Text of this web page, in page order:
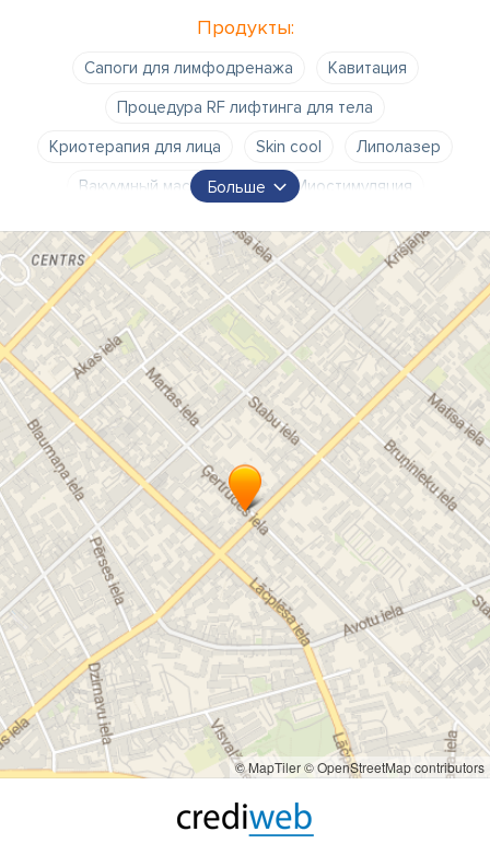
Продукты:
Сапоги для лимфодренажа
Кавитация
Процедура RF лифтинга для тела
Криотерапия для лица
Skin cool
Липолазер
Вакуумный массаж тела
Миостимуляция
Процедура RF лифтинга лица
Кислородная мезотерапия
Пилинг с миндальной кислотой
Фототерапия
Очищение кожи лица с помощью ультразвука
Механическое очищение кожи лица
Дарсонвализация лица
Парафиновая ванночка для рук
Маникюр
Педикюр
Брови Ресницы
Больше
© MapTiler© OpenStreetMap contributors